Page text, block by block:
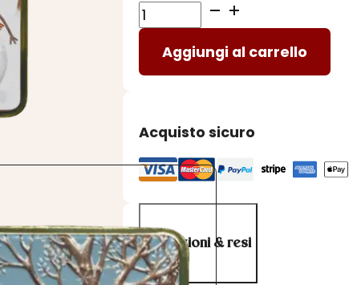
SCATOLA
QUADRATA
INVERNO
quantità
Aggiungi al carrello
Acquisto sicuro
Spedizioni & resi